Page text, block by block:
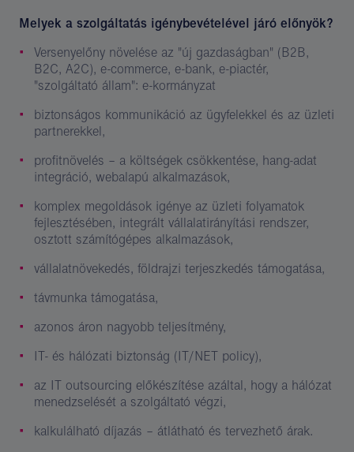
Melyek a szolgáltatás igénybevételével járó előnyök?
Versenyelőny növelése az "új gazdaságban" (B2B,
B2C, A2C), e-commerce, e-bank, e-piactér,
"szolgáltató állam": e-kormányzat
biztonságos kommunikáció az ügyfelekkel és az üzleti
partnerekkel,
profitnövelés – a költségek csökkentése, hang-adat
integráció, webalapú alkalmazások,
komplex megoldások igénye az üzleti folyamatok
fejlesztésében, integrált vállalatirányítási rendszer,
osztott számítógépes alkalmazások,
vállalatnövekedés, földrajzi terjeszkedés támogatása,
távmunka támogatása,
azonos áron nagyobb teljesítmény,
IT- és hálózati biztonság (IT/NET policy),
az IT outsourcing előkészítése azáltal, hogy a hálózat
menedzselését a szolgáltató végzi,
kalkulálható díjazás – átlátható és tervezhető árak.